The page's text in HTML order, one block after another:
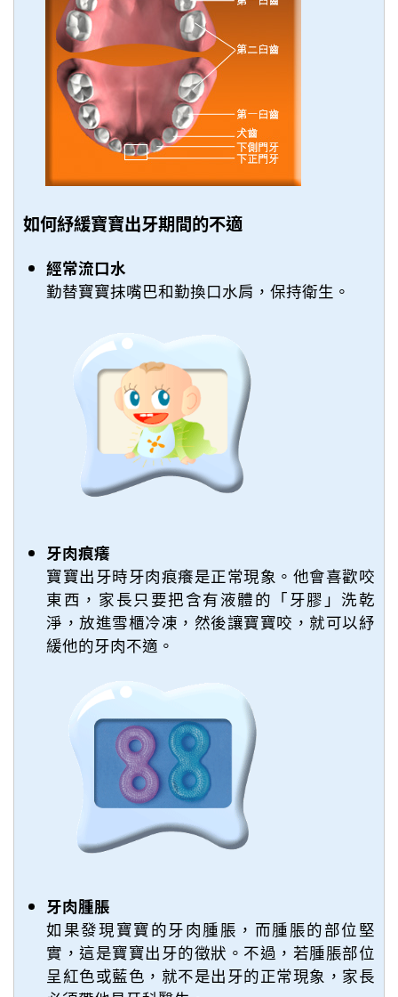
如何紓緩寶寶出牙期間的不適
經常流口水
勤替寶寶抹嘴巴和勤換口水肩，保持衛生。
牙肉痕癢
寶寶出牙時牙肉痕癢是正常現象。他會喜歡咬
東西，家長只要把含有液體的「牙膠」洗乾
淨，放進雪櫃冷凍，然後讓寶寶咬，就可以紓
緩他的牙肉不適。
牙肉腫脹
如果發現寶寶的牙肉腫脹，而腫脹的部位堅
實，這是寶寶出牙的徵狀。不過，若腫脹部位
呈紅色或藍色，就不是出牙的正常現象，家長